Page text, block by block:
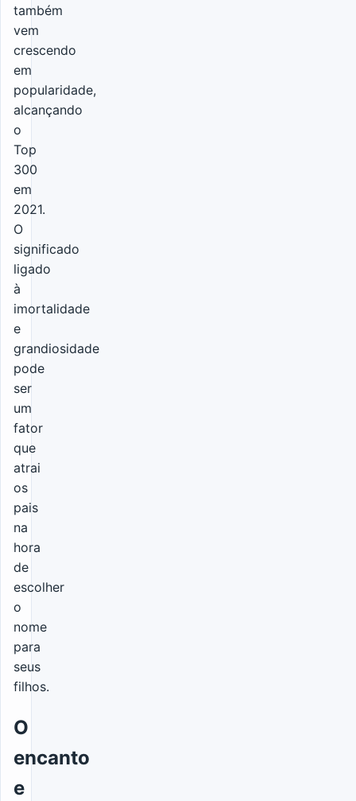
também
vem
crescendo
em
popularidade,
alcançando
o
Top
300
em
2021.
O
significado
ligado
à
imortalidade
e
grandiosidade
pode
ser
um
fator
que
atrai
os
pais
na
hora
de
escolher
o
nome
para
seus
filhos.
O
encanto
e